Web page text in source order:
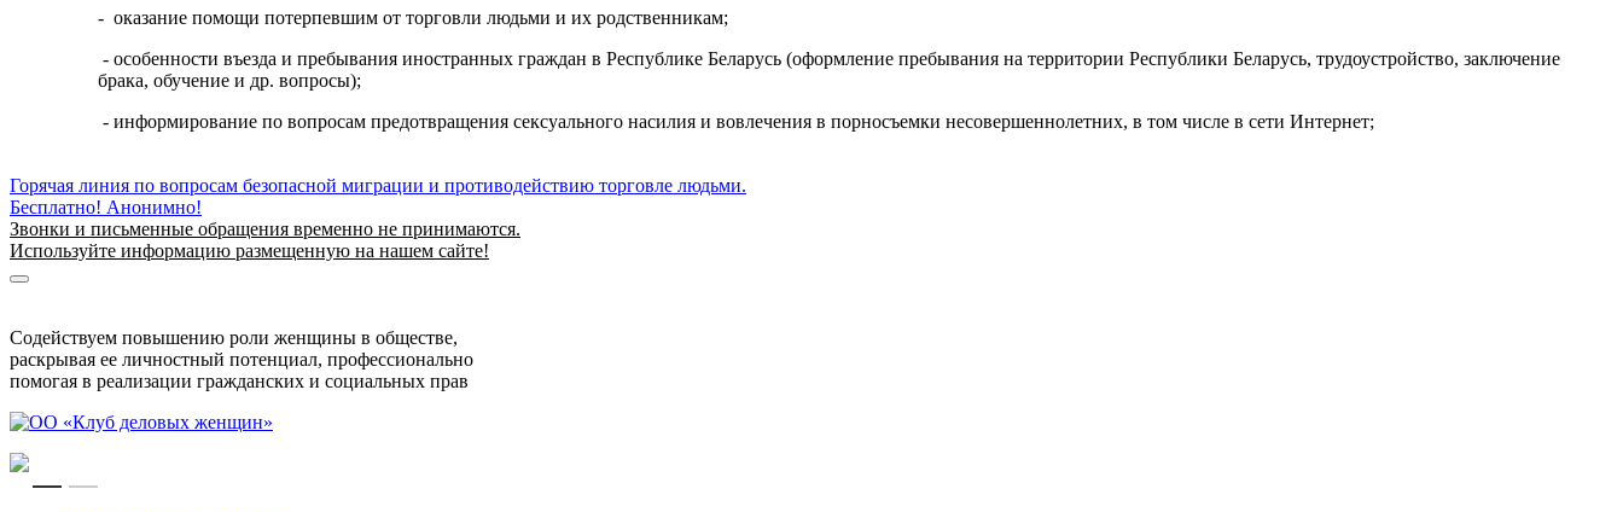
- оказание помощи потерпевшим от торговли людьми и их родственникам;
- особенности въезда и пребывания иностранных граждан в Республике Беларусь (оформление пребывания на территории Республики Беларусь, трудоустройство, заключение
брака, обучение и др. вопросы);
- информирование по вопросам предотвращения сексуального насилия и вовлечения в порносъемки несовершеннолетних, в том числе в сети Интернет;
Горячая линия по вопросам безопасной миграции и противодействию торговле людьми.
Бесплатно! Анонимно!
Звонки и письменные обращения временно не принимаются.
Используйте информацию размещенную на нашем сайте!
Содействуем повышению роли женщины в обществе,
раскрывая ее личностный потенциал, профессионально
помогая в реализации гражданских и социальных прав
RUEN